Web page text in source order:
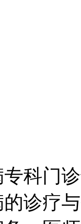
科门
诊疗